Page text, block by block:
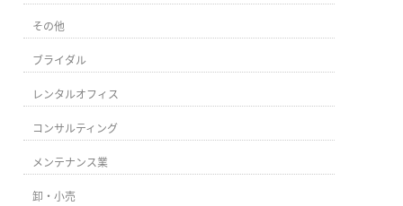
その他
ブライダル
レンタルオフィス
コンサルティング
メンテナンス業
卸・小売